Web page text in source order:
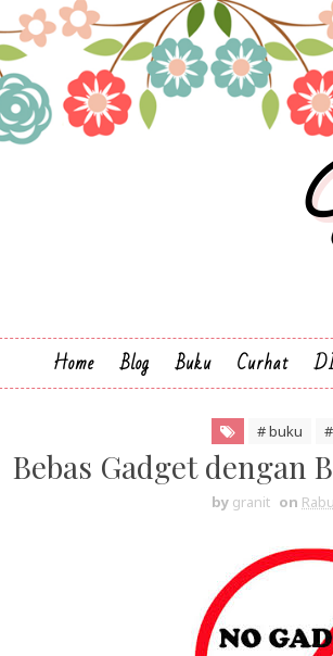
Home Blog Buku Curhat
# buku
Bebas Gadget dengan
by granit on